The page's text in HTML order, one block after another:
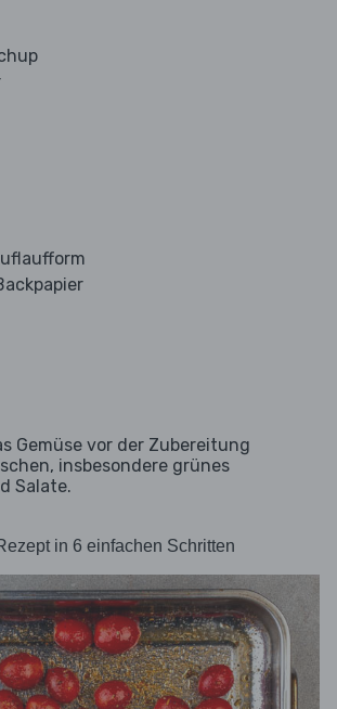
Gemüse vor der Zubereitung
insbesondere grünes
Salate.
in 6 einfachen Schritten